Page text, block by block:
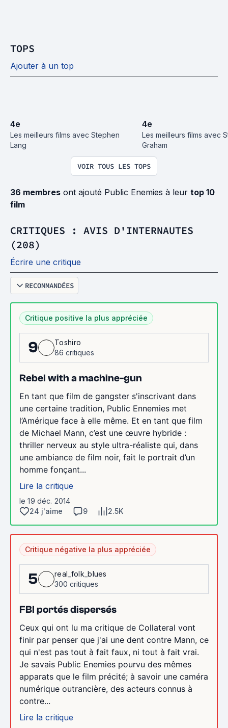
TOPS
Ajouter à un top
4e
Les meilleurs films avec Stephen
Lang
4e
Les meilleurs films avec
Graham
VOIR TOUS LES TOPS
36 membres ont ajouté Public Enemies à leur top 10
film
CRITIQUES : AVIS D'INTERNAUTES
(208)
Écrire une critique
RECOMMANDÉES
Critique positive la plus appréciée
9
Toshiro
86 critiques
Rebel with a machine-gun
En tant que film de gangster s'inscrivant dans
une certaine tradition, Public Ennemies met
l’Amérique face à elle même. Et en tant que film
de Michael Mann, c’est une œuvre hybride :
thriller nerveux au style ultra-réaliste qui, dans
une ambiance de film noir, fait le portrait d’un
homme fonçant...
Lire la critique
le 19 déc. 2014
24 j'aime
9 2.5K
Critique négative la plus appréciée
5
real_folk_blues
300 critiques
FBI portés dispersés
Ceux qui ont lu ma critique de Collateral vont
finir par penser que j'ai une dent contre Mann, ce
qui n'est pas tout à fait faux, ni tout à fait vrai.
Je savais Public Enemies pourvu des mêmes
apparats que le film précité; à savoir une caméra
numérique outrancière, des acteurs connus à
contre...
Lire la critique